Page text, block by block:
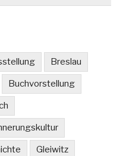
Breslau
Buchvorstellung
Gleiwitz